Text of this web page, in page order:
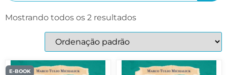
Mostrando todos os 2 resultados
E-BOOK